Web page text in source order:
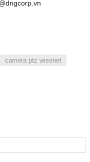
camera ptz wisenet